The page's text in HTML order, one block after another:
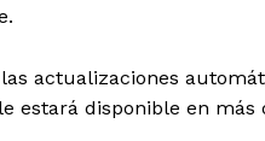
.
actualizaciones
estará disponible en más